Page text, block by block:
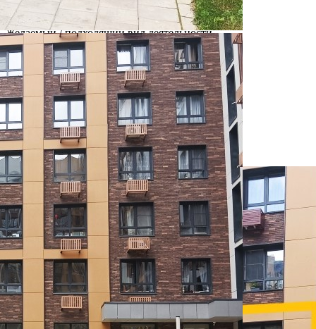
Предлагается
Аренда
Желаемый / подходящий вид деятельности
Не указано
Назначение
Не указано
Размер площади (м2)
59
Цена за помещение
100 000 руб.
Цена за 1 кв. м
1 695 руб.
О помещении